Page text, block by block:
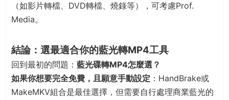
（如影片轉檔、DVD轉檔、燒錄等），可考慮Prof.
Media。
結論：選最適合你的藍光轉MP4工具
回到最初的問題： 藍光碟轉MP4怎麼選？
如果你想要完全免費，且願意手動設定 ：HandBrake或
MakeMKV組合是最佳選擇，但需要自行處理商業藍光的